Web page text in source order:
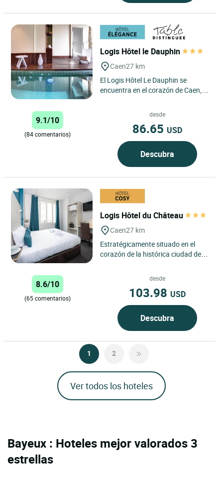
Logis Hôtel le Dauphin
Caen27 km
El Logis Hôtel Le Dauphin se
encuentra en el corazón de Caen,
castillo de Guillermo...
9.1/10
(84 comentarios)
desde
86.65 USD
Descubra
Logis Hôtel du Château
Caen27 km
Estratégicamente situado en el
corazón de la histórica ciudad de
goza de una ubicación...
8.6/10
(65 comentarios)
desde
103.98 USD
Descubra
1 2
Ver todos los hoteles
Bayeux : Hoteles mejor valorados 3
estrellas